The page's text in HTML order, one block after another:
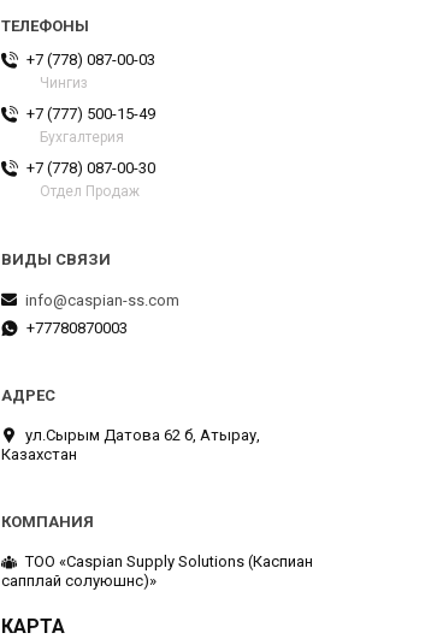
+7 (778) 087-00-03
Чингиз
+7 (777) 500-15-49
Бухгалтерия
+7 (778) 087-00-30
Отдел Продаж
info@caspian-ss.com
+77780870003
ул.Сырым Датова 62 б, Атырау,
Казахстан
ТОО «Caspian Supply Solutions (Каспиан
сапплай солуюшнс)»
КАРТА